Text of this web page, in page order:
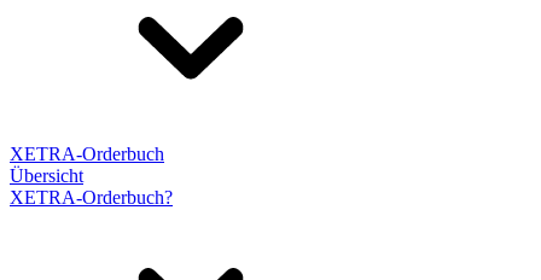
XETRA-Orderbuch
Übersicht
XETRA-Orderbuch?